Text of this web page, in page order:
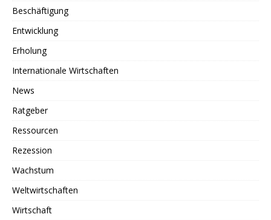
Beschäftigung
Entwicklung
Erholung
Internationale Wirtschaften
News
Ratgeber
Ressourcen
Rezession
Wachstum
Weltwirtschaften
Wirtschaft